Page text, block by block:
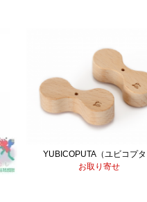
YUBICOPUTA（ユビコプタ
お取り寄せ